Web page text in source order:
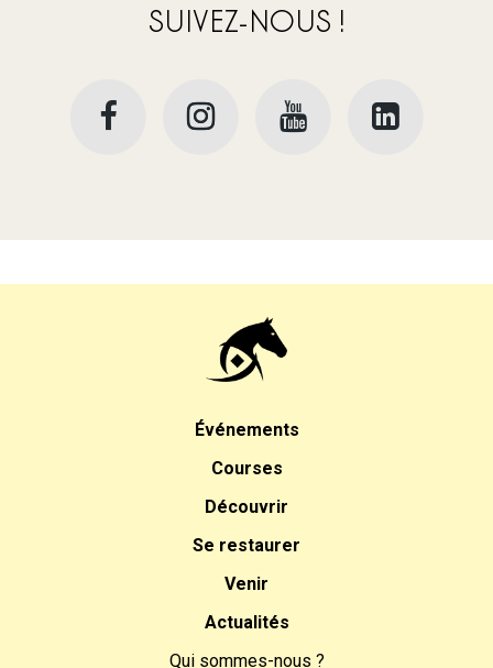
SUIVEZ-NOUS !
Événements
Courses
Découvrir
Se restaurer
Venir
Actualités
Qui sommes-nous ?